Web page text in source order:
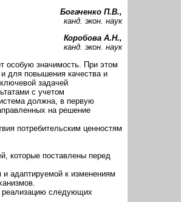
Богаченко П.В.,
канд. экон. наук
Коробова А.Н.,
канд. экон. наук
особую значимость. При этом
для повышения качества и
задачей
с учетом
должна, в первую
на решение
потребительским ценностям
которые поставлены перед
и адаптируемой к изменениям
реализацию следующих